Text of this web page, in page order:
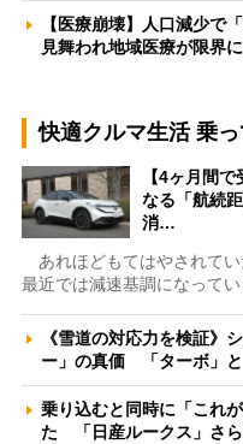
【医療崩壊】人口減少で
見舞われ地域医療が限
快適クルマ生活 乗
【4ヶ月間
なる「航続
消…
あれほどもてはやされてい
最近では減速基調になって
《雪道の対応力を検証》
ー」の真価 「ターボ」
乗り込むと同時に「これ
た 「日産ルークス」さ